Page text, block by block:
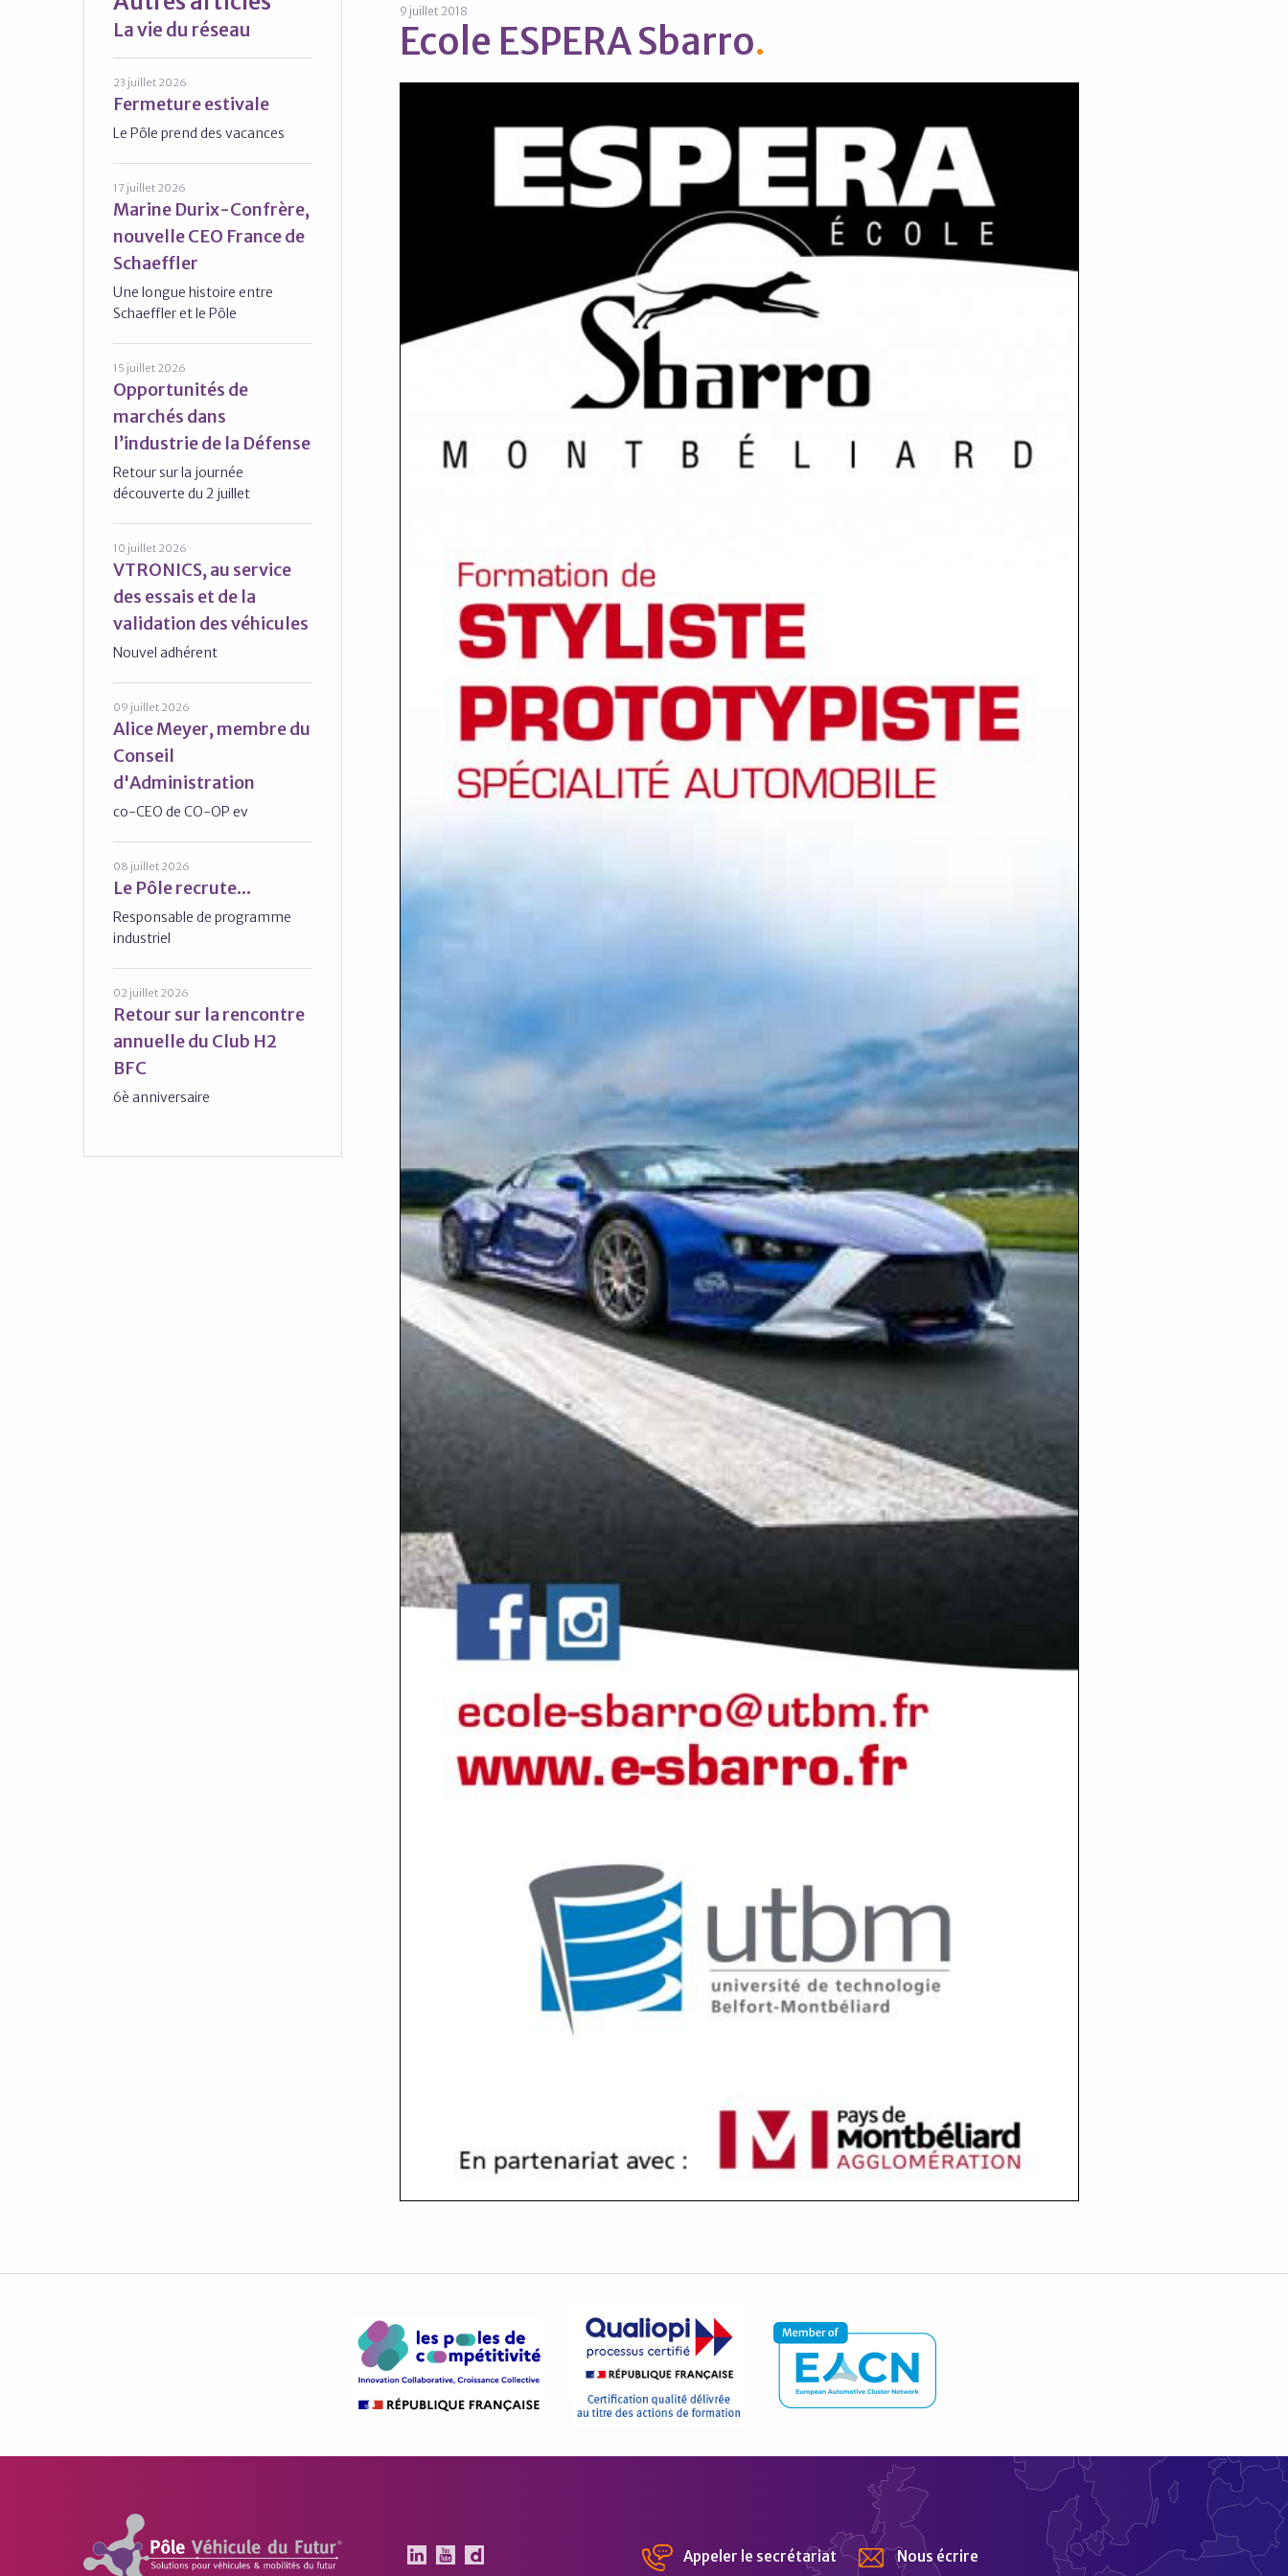
9 juillet 2018
Ecole ESPERA Sbarro
La vie du réseau
23 juillet 2026
Fermeture estivale
Le Pôle prend des vacances
17 juillet 2026
Marine Durix-Confrère,
nouvelle CEO France de
Schaeffler
Une longue histoire entre
Schaeffler et le Pôle
15 juillet 2026
Opportunités de
marchés dans
l’industrie de la Défense
Retour sur la journée
découverte du 2 juillet
10 juillet 2026
VTRONICS, au service
des essais et de la
validation des véhicules
Nouvel adhérent
09 juillet 2026
Alice Meyer, membre du
Conseil
d'Administration
co-CEO de CO-OP ev
08 juillet 2026
Le Pôle recrute...
Responsable de programme
industriel
02 juillet 2026
Retour sur la rencontre
annuelle du Club H2
BFC
6è anniversaire
Pôle Véhicule du Futur
Appeler le secrétariat Nous écrire